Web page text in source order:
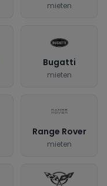
mieten
Bugatti
mieten
Range Rover
mieten